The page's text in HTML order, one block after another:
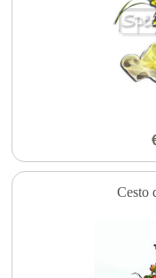
Cesto